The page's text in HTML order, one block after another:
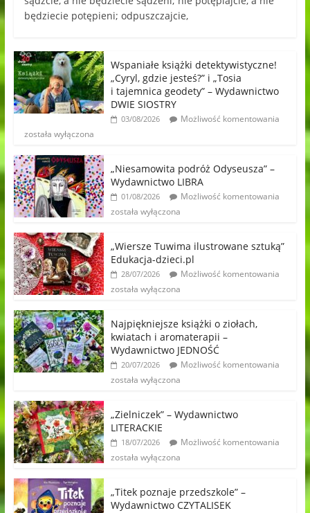
będziecie potępieni; odpuszczajcie,
Wspaniałe książki detektywistyczne!
„Cyryl, gdzie jesteś?” i „Tosia
i tajemnica geodety” – Wydawnictwo
DWIE SIOSTRY
03/08/2026
Możliwość komentowania
została wyłączona
„Niesamowita podróż Odyseusza” –
Wydawnictwo LIBRA
01/08/2026
Możliwość komentowania
została wyłączona
„Wiersze Tuwima ilustrowane sztuką”
Edukacja-dzieci.pl
28/07/2026
Możliwość komentowania
została wyłączona
Najpiękniejsze książki o ziołach,
kwiatach i aromaterapii –
Wydawnictwo JEDNOŚĆ
20/07/2026
Możliwość komentowania
została wyłączona
„Zielniczek” – Wydawnictwo
LITERACKIE
18/07/2026
Możliwość komentowania
została wyłączona
„Titek poznaje przedszkole” –
Wydawnictwo CZYTALISEK